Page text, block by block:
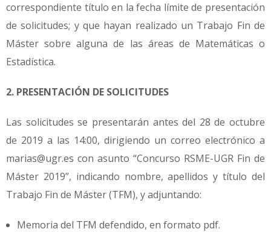
correspondiente título en la fecha límite de presentación
de solicitudes; y que hayan realizado un Trabajo Fin de
Máster sobre alguna de las áreas de Matemáticas o
Estadística.
2. PRESENTACIÓN DE SOLICITUDES
Las solicitudes se presentarán antes del 28 de octubre
de 2019 a las 14:00, dirigiendo un correo electrónico a
marias@ugr.es con asunto “Concurso RSME-UGR Fin de
Máster 2019”, indicando nombre, apellidos y título del
Trabajo Fin de Máster (TFM), y adjuntando:
Memoria del TFM defendido, en formato pdf.